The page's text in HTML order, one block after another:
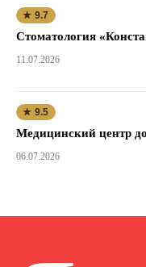
★ 9.7
Стоматология
11.07.2026
★ 9.5
Медицинский центр
06.07.2026